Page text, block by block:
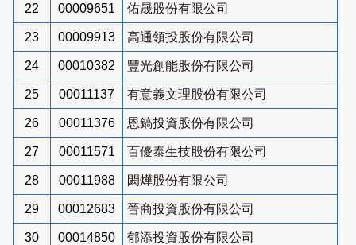
22 00009651 佑晟股份有限公司
23 00009913 高通領投股份有限公司
24 00010382 豐光創能股份有限公司
25 00011137 有意義文理股份有限公司
26 00011376 恩鎬投資股份有限公司
27 00011571 百優泰生技股份有限公司
28 00011988 閎燁股份有限公司
29 00012683 晉商投資股份有限公司
30 00014850 郁添投資股份有限公司